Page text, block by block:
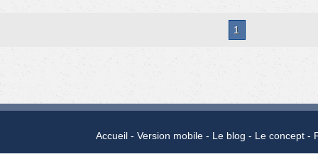
1
Accueil Version mobile Le blog Le concept